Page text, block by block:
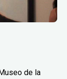
de la